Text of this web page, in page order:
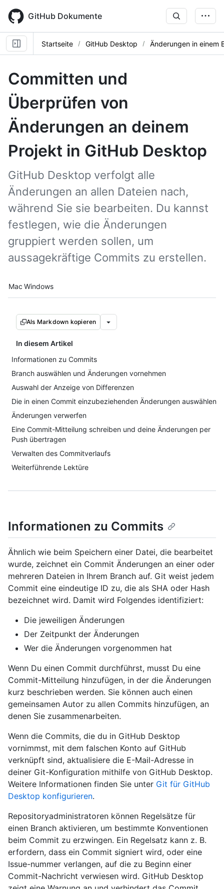
main
content
GitHub Dokumente
Startseite GitHub Desktop Änderungen in einem
Committen und
Überprüfen von
Änderungen an deinem
Projekt in GitHub Desktop
GitHub Desktop verfolgt alle
Änderungen an allen Dateien nach,
während Sie sie bearbeiten. Du kannst
festlegen, wie die Änderungen
gruppiert werden sollen, um
aussagekräftige Commits zu erstellen.
Platform navigation
Mac Windows
Als Markdown kopieren
In diesem Artikel
Informationen zu Commits
Branch auswählen und Änderungen vornehmen
Auswahl der Anzeige von Differenzen
Die in einen Commit einzubeziehenden Änderungen auswählen
Änderungen verwerfen
Eine Commit-Mitteilung schreiben und deine Änderungen per
Push übertragen
Verwalten des Commitverlaufs
Weiterführende Lektüre
Informationen zu Commits
Ähnlich wie beim Speichern einer Datei, die bearbeitet
wurde, zeichnet ein Commit Änderungen an einer oder
mehreren Dateien in Ihrem Branch auf. Git weist jedem
Commit eine eindeutige ID zu, die als SHA oder Hash
bezeichnet wird. Damit wird Folgendes identifiziert:
Die jeweiligen Änderungen
Der Zeitpunkt der Änderungen
Wer die Änderungen vorgenommen hat
Wenn Du einen Commit durchführst, musst Du eine
Commit-Mitteilung hinzufügen, in der die Änderungen
kurz beschrieben werden. Sie können auch einen
gemeinsamen Autor zu allen Commits hinzufügen, an
denen Sie zusammenarbeiten.
Wenn die Commits, die du in GitHub Desktop
vornimmst, mit dem falschen Konto auf GitHub
verknüpft sind, aktualisiere die E-Mail-Adresse in
deiner Git-Konfiguration mithilfe von GitHub Desktop.
Weitere Informationen finden Sie unter Git für GitHub
Desktop konfigurieren.
Repositoryadministratoren können Regelsätze für
einen Branch aktivieren, um bestimmte Konventionen
beim Commit zu erzwingen. Ein Regelsatz kann z. B.
erfordern, dass ein Commit signiert wird, oder eine
Issue-nummer verlangen, auf die zu Beginn einer
Commit-Nachricht verwiesen wird. GitHub Desktop